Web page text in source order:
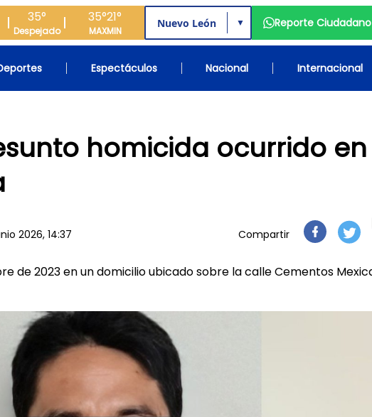
35°
Despejado
35°
MAX
21°
MIN
▼ Reporte Ciudadano
Espectáculos Nacional Internacional
homicida ocurrido en
2026, 14:37 Compartir
de 2023 en un domicilio ubicado sobre la calle Cementos